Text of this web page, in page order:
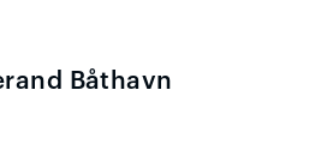
Båthavn